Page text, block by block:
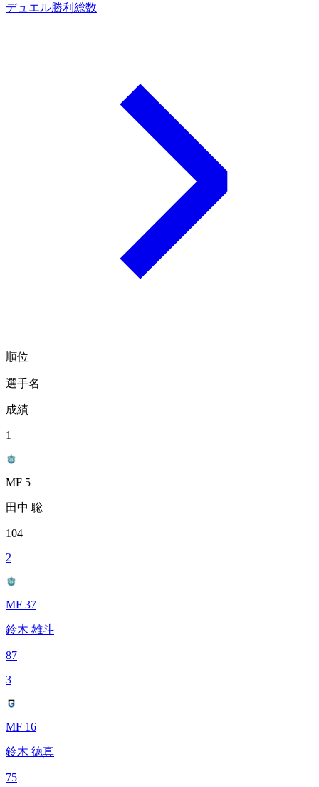
デュエル勝利総数
順位
選手名
成績
1
MF 5
田中 聡
104
2
MF 37
鈴木 雄斗
87
3
MF 16
鈴木 徳真
75